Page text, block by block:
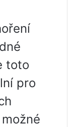
toto
pro